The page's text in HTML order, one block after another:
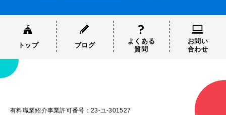
トップ ブログ
よくある
質問
お問い
合わせ
有料職業紹介事業許可番号：23-ユ-301527